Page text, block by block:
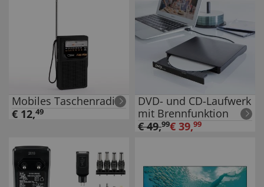
Mobiles Taschenradio
€ 12,49
DVD- und CD-Laufwerk
mit Brennfunktion
€49,99€ 39,99